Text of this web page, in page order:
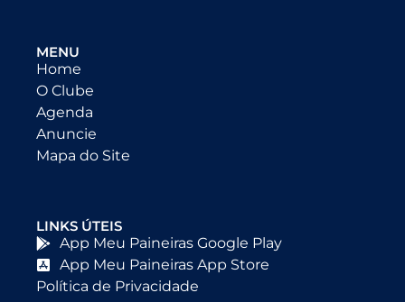
MENU
Home
O Clube
Agenda
Anuncie
Mapa do Site
LINKS ÚTEIS
App Meu Paineiras Google Play
App Meu Paineiras App Store
Política de Privacidade